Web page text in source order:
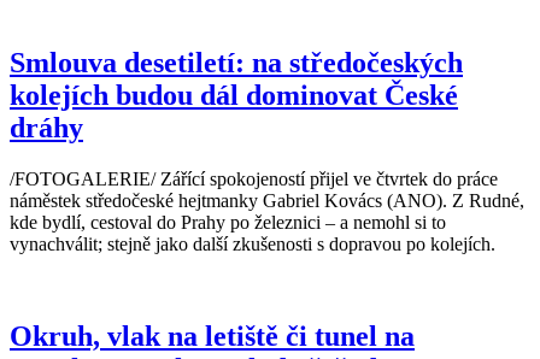
Smlouva desetiletí: na středočeských
kolejích budou dál dominovat České
dráhy
/FOTOGALERIE/ Zářící spokojeností přijel ve čtvrtek do práce
náměstek středočeské hejtmanky Gabriel Kovács (ANO). Z Rudné,
kde bydlí, cestoval do Prahy po železnici – a nemohl si to
vynachválit; stejně jako další zkušenosti s dopravou po kolejích.
Okruh, vlak na letiště či tunel na